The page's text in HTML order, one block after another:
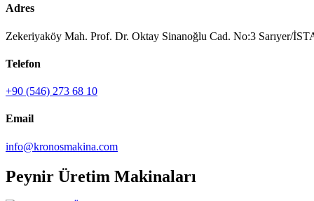
Adres
Zekeriyaköy Mah. Prof. Dr. Oktay Sinanoğlu Cad. No:3 Sarıyer/
Telefon
+90 (546) 273 68 10
Email
info@kronosmakina.com
Peynir Üretim Makinaları